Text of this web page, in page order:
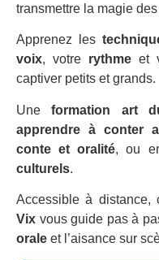
transmettre la magie des
Apprenez les
voix, votre rythme et
captiver petits et grands.
Uneformation art
apprendre à conter
conte et oralité, ou
culturels.
Accessible à distance,
Vix vous guide pas à
orale et l’aisance sur